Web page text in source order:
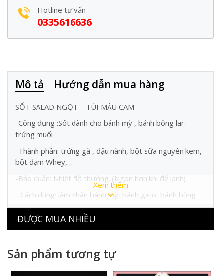
Hotline tư vấn
0335616636
Mô tả Hướng dẫn mua hàng
SỐT SALAD NGỌT – TÚI MÀU CAM
-Công dụng :Sốt dành cho bánh mỳ , bánh bông lan
trứng muối
-Thành phần: trứng gà , đậu nành, bột sữa nguyên kem,
bột đạm Whey,…
-Bảo quản: Nhiệt độ thường. (Ngon hơn khi để lạnh)
️- Cách dùng: làm nhân bánh mỳ, bánh gato, bánh bông
lan trứng muối , pizza, humburger , sốt trộn salat ,Dùng
để ăn vs ruốc thịt xông khói …
️-Bảo quản từ 0-25 độ C kể cả khi chưa mở gói
Xem thêm
ĐƯỢC MUA NHIỀU
Sản phẩm tương tự